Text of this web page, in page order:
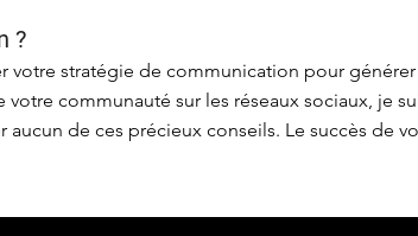
?
votre stratégie de communication pour
communauté sur les réseaux sociaux, je
aucun de ces précieux conseils. Le succès de